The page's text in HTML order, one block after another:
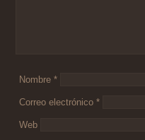
Nombre *
Correo electrónico *
Web